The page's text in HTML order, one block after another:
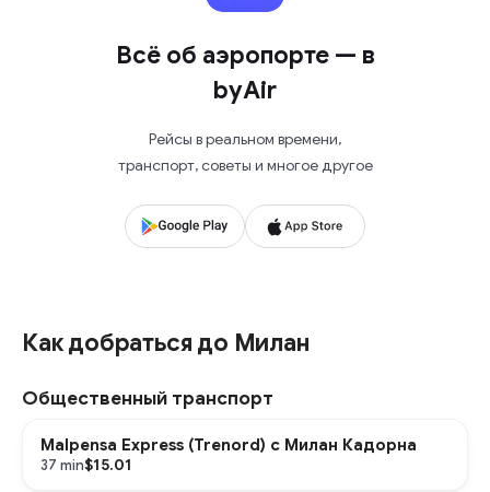
Всё об аэропорте — в
byAir
Рейсы в реальном времени,
транспорт, советы и многое другое
Как добраться до Милан
Общественный транспорт
Malpensa Express (Trenord) с Милан Кадорна
37 min$15.01